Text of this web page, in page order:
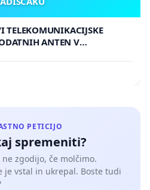
TELEKOMUNIKACIJSKE
ANTEN V
PETICIJO
spremeniti?
zgodijo, če molčimo.
je vstal in ukrepal. Boste tudi